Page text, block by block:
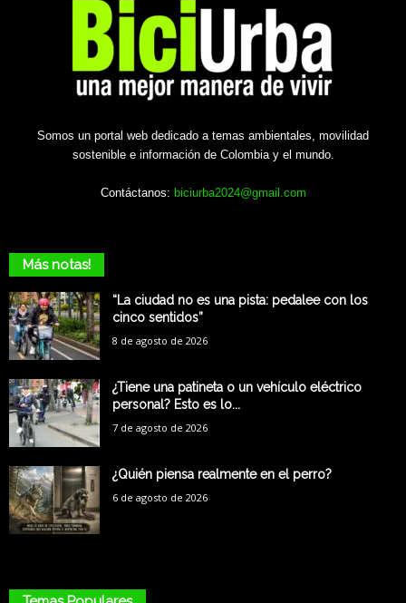
Somos un portal web dedicado a temas ambientales, movilidad
sostenible e información de Colombia y el mundo.
Contáctanos: biciurba2024@gmail.com
Más notas!
“La ciudad no es una pista: pedalee con los
cinco sentidos”
8 de agosto de 2026
¿Tiene una patineta o un vehículo eléctrico
personal? Esto es lo...
7 de agosto de 2026
¿Quién piensa realmente en el perro?
6 de agosto de 2026